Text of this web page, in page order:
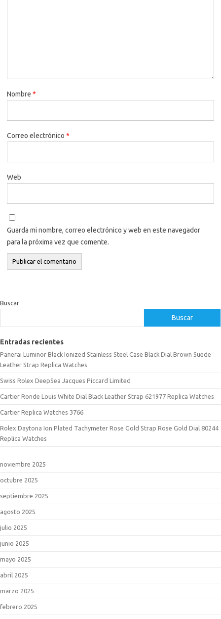
Nombre *
Correo electrónico *
Web
Guarda mi nombre, correo electrónico y web en este navegador
para la próxima vez que comente.
Buscar
Buscar
Entradas recientes
Panerai Luminor Black Ionized Stainless Steel Case Black Dial Brown Suede
Leather Strap Replica Watches
Swiss Rolex DeepSea Jacques Piccard Limited
Cartier Ronde Louis White Dial Black Leather Strap 621977 Replica Watches
Cartier Replica Watches 3766
Rolex Daytona Ion Plated Tachymeter Rose Gold Strap Rose Gold Dial 80244
Replica Watches
noviembre 2025
octubre 2025
septiembre 2025
agosto 2025
julio 2025
junio 2025
mayo 2025
abril 2025
marzo 2025
febrero 2025